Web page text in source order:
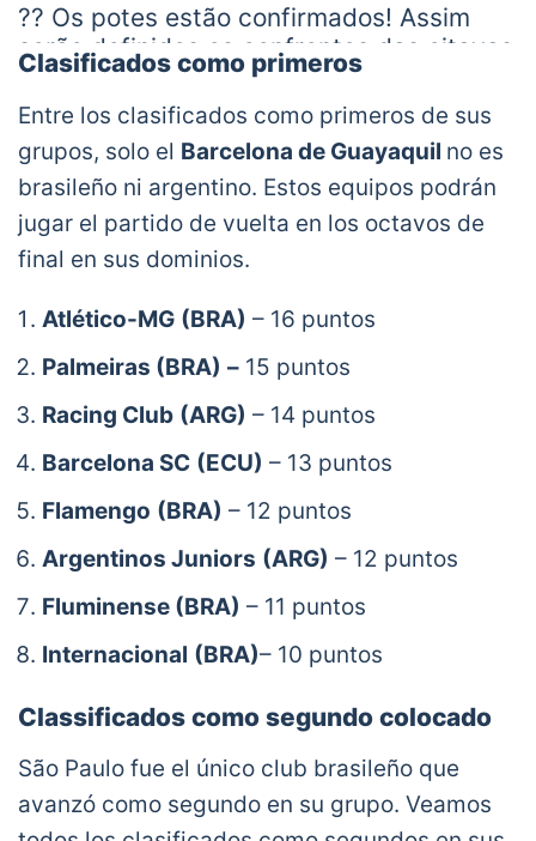
?? Os potes estão confirmados! Assim
serão definidos os confrontos das oitavas
de final da CONMEBOL#Libertadores
em sorteio.
? Qual é o seu rival preferido?
#GloriaEterna
pic.twitter.com/O2ZTCJWmPk
— CONMEBOL Libertadores
Clasificados como primeros
Entre los clasificados como primeros de sus
grupos, solo el Barcelona de Guayaquil no es
brasileño ni argentino. Estos equipos podrán
jugar el partido de vuelta en los octavos de
final en sus dominios.
Atlético-MG (BRA) – 16 puntos
Palmeiras (BRA) – 15 puntos
Racing Club (ARG) – 14 puntos
Barcelona SC (ECU) – 13 puntos
Flamengo (BRA) – 12 puntos
Argentinos Juniors (ARG) – 12 puntos
Fluminense (BRA) – 11 puntos
Internacional (BRA)– 10 puntos
Classificados como segundo colocado
São Paulo fue el único club brasileño que
avanzó como segundo en su grupo. Veamos